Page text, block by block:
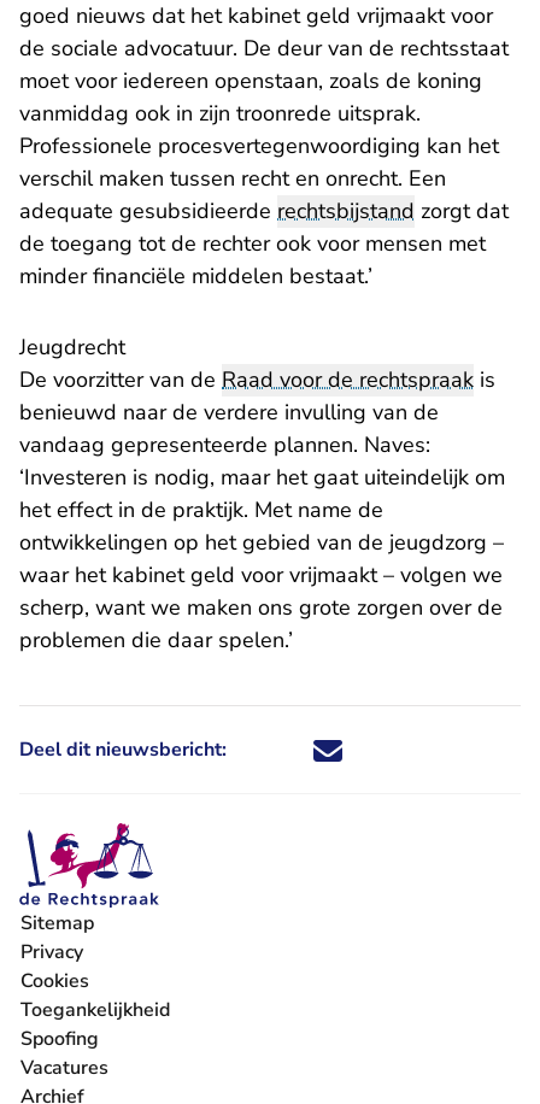
goed nieuws dat het kabinet geld vrijmaakt voor
de sociale advocatuur. De deur van de rechtsstaat
moet voor iedereen openstaan, zoals de koning
vanmiddag ook in zijn troonrede uitsprak.
Professionele procesvertegenwoordiging kan het
verschil maken tussen recht en onrecht. Een
adequate gesubsidieerde rechtsbijstand zorgt dat
de toegang tot de rechter ook voor mensen met
minder financiële middelen bestaat.’
Jeugdrecht
De voorzitter van de Raad voor de rechtspraak is
benieuwd naar de verdere invulling van de
vandaag gepresenteerde plannen. Naves:
‘Investeren is nodig, maar het gaat uiteindelijk om
het effect in de praktijk. Met name de
ontwikkelingen op het gebied van de jeugdzorg –
waar het kabinet geld voor vrijmaakt – volgen we
scherp, want we maken ons grote zorgen over de
problemen die daar spelen.’
Deel dit nieuwsbericht: Deel dit nieuwsbericht via X -
Deel dit nieuwsbericht via
Deel dit nieuwsbericht
Deel dit
Sitemap
Privacy
Cookies
Toegankelijkheid
Spoofing
Vacatures
- U verlaat Rechtspraak.nl
Archief